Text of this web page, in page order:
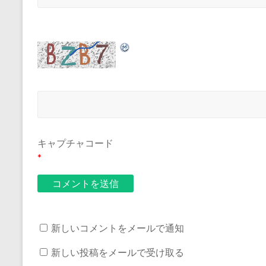
キャプチャコード
*
新しいコメントをメールで通知
新しい投稿をメールで受け取る